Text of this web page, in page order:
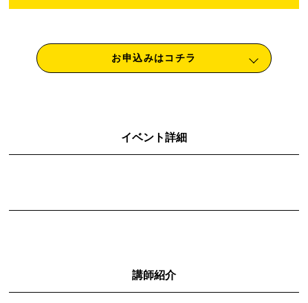
お申込みはコチラ
イベント詳細
講師紹介